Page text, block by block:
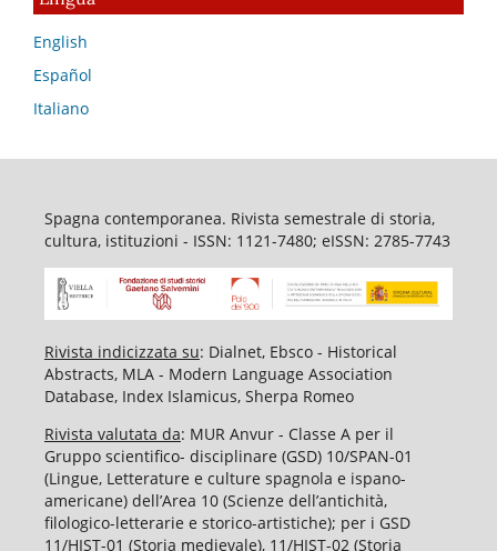
English
Español
Italiano
Spagna contemporanea. Rivista semestrale di storia,
cultura, istituzioni - ISSN: 1121-7480; eISSN: 2785-7743
Rivista indicizzata su: Dialnet, Ebsco - Historical
Abstracts, MLA - Modern Language Association
Database, Index Islamicus, Sherpa Romeo
Rivista valutata da: MUR Anvur - Classe A per il
Gruppo scientifico- disciplinare (GSD) 10/SPAN-01
(Lingue, Letterature e culture spagnola e ispano-
americane) dell’Area 10 (Scienze dell’antichità,
filologico-letterarie e storico-artistiche); per i GSD
11/HIST-01 (Storia medievale), 11/HIST-02 (Storia